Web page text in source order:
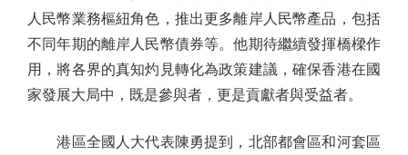
人民幣業務樞紐角色，推出更多離岸人民幣產品，包括
不同年期的離岸人民幣債券等。他期待繼續發揮橋樑作
用，將各界的真知灼見轉化為政策建議，確保香港在國
家發展大局中，既是參與者，更是貢獻者與受益者。
港區全國人大代表陳勇提到，北部都會區和河套區